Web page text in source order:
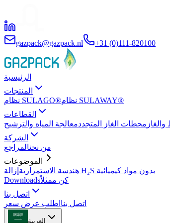
gazpack@gazpack.nl +31 (0)111-820100
الرئيسية
المنتجات
نظام SULAGO®
نظام SULAWAY®
القطاعات
والغاز محطات الغاز المتجددمعالجة المياه والترشيح
الشركة
من نحنالمراجع
الموضوعات
هندسة الاستمرارية
إزالة H₂S بدون مواد كيميائية
Downloadsكن ممثلاً
اتصل بنا
اتصل بنا اطلب عرض سعر
العربية